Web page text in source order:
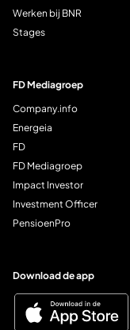
Werken bij BNR
Stages
FD Mediagroep
Company.info
Energeia
FD
FD Mediagroep
Impact Investor
Investment Officer
PensioenPro
Download de app